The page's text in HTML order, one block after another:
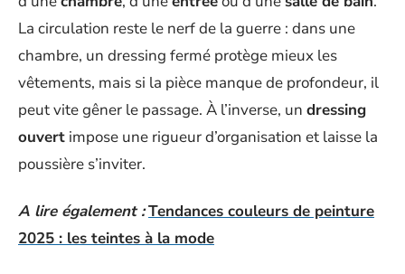
La circulation reste le nerf de la guerre : dans une
chambre, un dressing fermé protège mieux les
vêtements, mais si la pièce manque de profondeur, il
peut vite gêner le passage. À l’inverse, un dressing
ouvert impose une rigueur d’organisation et laisse la
poussière s’inviter.
A lire également :Tendances couleurs de peinture
2025 : les teintes à la mode